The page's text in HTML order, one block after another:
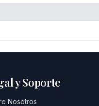
y Soporte
Nosotros